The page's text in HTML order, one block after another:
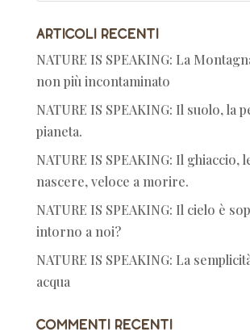
Articoli recenti
NATURE IS SPEAKING: La
non più incontaminato
NATURE IS SPEAKING: Il suolo, la
pianeta.
NATURE IS SPEAKING: Il ghiaccio,
nascere, veloce a morire.
NATURE IS SPEAKING: Il cielo è
intorno a noi?
NATURE IS SPEAKING: La
acqua
Commenti recenti